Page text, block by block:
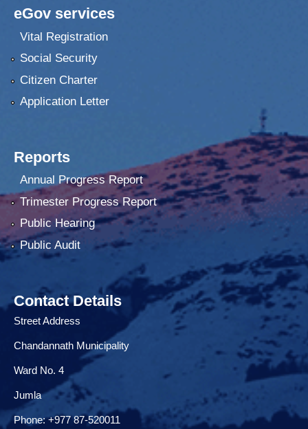
eGov services
Vital Registration
Social Security
Citizen Charter
Application Letter
Reports
Annual Progress Report
Trimester Progress Report
Public Hearing
Public Audit
Contact Details
Street Address
Chandannath Municipality
Ward No. 4
Jumla
Phone: +977 87-520011